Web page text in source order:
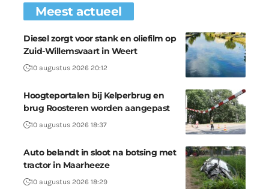
Meest actueel
Diesel zorgt voor stank en oliefilm op
Zuid-Willemsvaart in Weert
10 augustus 2026 20:12
Hoogteportalen bij Kelperbrug en
brug Roosteren worden aangepast
10 augustus 2026 18:37
Auto belandt in sloot na botsing met
tractor in Maarheeze
10 augustus 2026 18:29